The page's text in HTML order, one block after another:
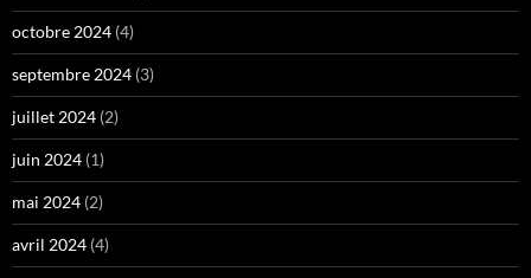
octobre 2024 (4)
septembre 2024 (3)
juillet 2024 (2)
juin 2024 (1)
mai 2024 (2)
avril 2024 (4)